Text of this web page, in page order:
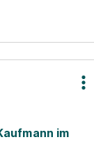
im